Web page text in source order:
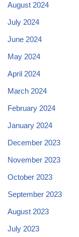
August 2024
July 2024
June 2024
May 2024
April 2024
March 2024
February 2024
January 2024
December 2023
November 2023
October 2023
September 2023
August 2023
July 2023